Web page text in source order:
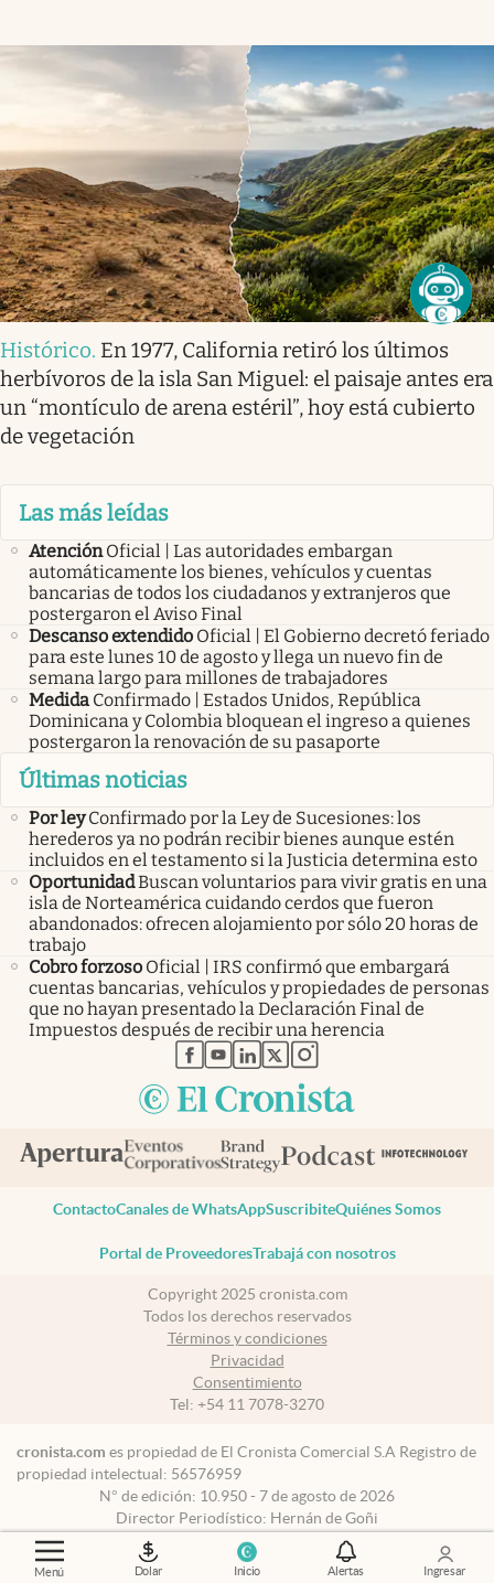
Menú Dolar Inicio Alertas Ingresar
Histórico. En 1977, California retiró los últimos
herbívoros de la isla San Miguel: el paisaje antes era
un “montículo de arena estéril”, hoy está cubierto
de vegetación
Las más leídas
Atención Oficial | Las autoridades embargan
automáticamente los bienes, vehículos y cuentas
bancarias de todos los ciudadanos y extranjeros que
postergaron el Aviso Final
Descanso extendido Oficial | El Gobierno decretó feriado
para este lunes 10 de agosto y llega un nuevo fin de
semana largo para millones de trabajadores
Medida Confirmado | Estados Unidos, República
Dominicana y Colombia bloquean el ingreso a quienes
postergaron la renovación de su pasaporte
Últimas noticias
Por ley Confirmado por la Ley de Sucesiones: los
herederos ya no podrán recibir bienes aunque estén
incluidos en el testamento si la Justicia determina esto
OportunidadBuscan voluntarios para vivir gratis en una
isla de Norteamérica cuidando cerdos que fueron
abandonados: ofrecen alojamiento por sólo 20 horas de
trabajo
Cobro forzoso Oficial | IRS confirmó que embargará
cuentas bancarias, vehículos y propiedades de personas
que no hayan presentado la Declaración Final de
Impuestos después de recibir una herencia
abre en nueva pestaña
abre en nueva pestaña
abre en nueva pestaña
abre en nueva pestaña
abre en nueva pestaña
ContactoCanales de WhatsAppSuscribiteQuiénes Somos
Portal de ProveedoresTrabajá con nosotros
Copyright 2025 cronista.com
Todos los derechos reservados
Términos y condiciones
Privacidad
Consentimiento
Tel: +54 11 7078-3270
cronista.com es propiedad de El Cronista Comercial S.A Registro de
propiedad intelectual: 56576959
N° de edición: 10.950 - 7 de agosto de 2026
Director Periodístico: Hernán de Goñi